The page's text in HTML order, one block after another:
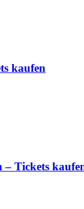
kaufen
– Tickets